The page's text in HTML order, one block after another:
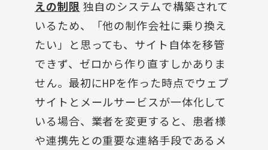
えの制限 独自のシステムで構築されて
いるため、「他の制作会社に乗り換え
たい」と思っても、サイト自体を移管
できず、ゼロから作り直すしかありま
せん。最初にHPを作った時点でウェブ
サイトとメールサービスが一体化して
いる場合、業者を変更すると、患者様
や連携先との重要な連絡手段であるメ